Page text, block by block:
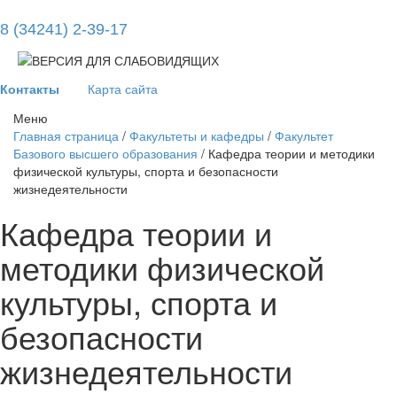
8 (34241) 2-39-17
Контакты Карта сайта
Меню
Главная страница / Факультеты и кафедры / Факультет
Базового высшего образования / Кафедра теории и методики
физической культуры, спорта и безопасности
жизнедеятельности
Кафедра теории и
методики физической
культуры, спорта и
безопасности
жизнедеятельности